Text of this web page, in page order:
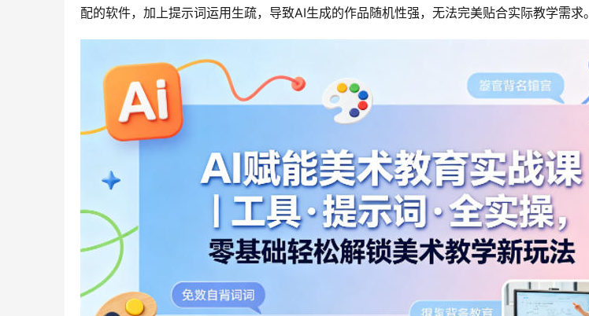
配的软件，加上提示词运用生疏，导致AI生成的作品随机性强，无法完美贴合实际教学需求。